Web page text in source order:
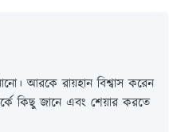
আরকে রায়হান বিশ্বাস করেন
কিছু জানে এবং শেয়ার করতে